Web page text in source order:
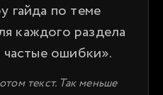
гайда по теме
каждого раздела
ошибки».
текст. Так меньше